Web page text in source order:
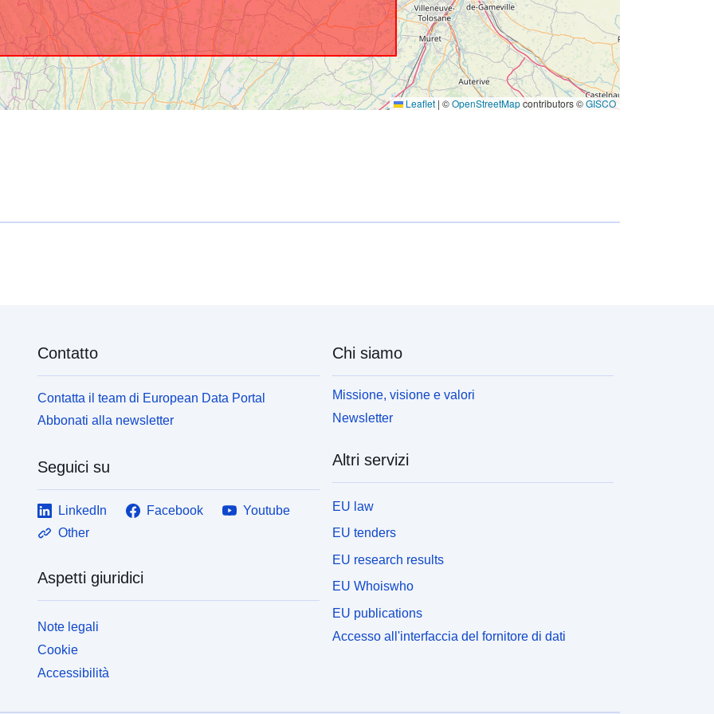
Leaflet | ©OpenStreetMapcontributors ©GISCO
Contatto
Contatta il team di European Data Portal
Abbonati alla newsletter
Seguici su
LinkedIn Facebook
Youtube
Other
Aspetti giuridici
Note legali
Cookie
Accessibilità
Chi siamo
Missione, visione e valori
Newsletter
Altri servizi
EU law
EU tenders
EU research results
EU Whoiswho
EU publications
Accesso all'interfaccia del fornitore di dati